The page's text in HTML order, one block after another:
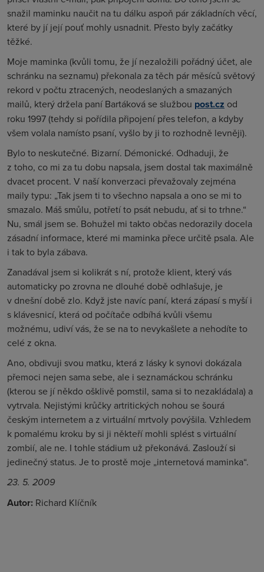
snažil maminku naučit na tu dálku aspoň pár základních věcí,
které by jí její pouť mohly usnadnit. Přesto byly začátky
těžké.
Moje maminka (kvůli tomu, že jí nezaložili pořádný účet, ale
schránku na seznamu) překonala za těch pár měsíců světový
rekord v počtu ztracených, neodeslaných a smazaných
mailů, který držela paní Bartáková se službou post.cz od
roku 1997 (tehdy si pořídila připojení přes telefon, a kdyby
všem volala namísto psaní, vyšlo by ji to rozhodně levněji).
Bylo to neskutečné. Bizarní. Démonické. Odhaduji, že
z toho, co mi za tu dobu napsala, jsem dostal tak maximálně
dvacet procent. V naší konverzaci převažovaly zejména
maily typu: „Tak jsem ti to všechno napsala a ono se mi to
smazalo. Máš smůlu, potřetí to psát nebudu, ať si to trhne.“
Nu, smál jsem se. Bohužel mi takto občas nedorazily docela
zásadní informace, které mi maminka přece určitě psala. Ale
i tak to byla zábava.
Zanadával jsem si kolikrát s ní, protože klient, který vás
automaticky po zrovna ne dlouhé době odhlašuje, je
v dnešní době zlo. Když jste navíc paní, která zápasí s myší i
s klávesnicí, která od počítače odbíhá kvůli všemu
možnému, udiví vás, že se na to nevykašlete a nehodíte to
celé z okna.
Ano, obdivuji svou matku, která z lásky k synovi dokázala
přemoci nejen sama sebe, ale i seznamáckou schránku
(kterou se jí někdo ošklivě pomstil, sama si to nezakládala) a
vytrvala. Nejistými krůčky artritických nohou se šourá
českým internetem a z virtuální mrtvoly povýšila. Vzhledem
k pomalému kroku by si ji někteří mohli splést s virtuální
zombií, ale ne. I tohle stádium už překonává. Zaslouží si
jedinečný status. Je to prostě moje „internetová maminka“.
23. 5. 2009
Autor: Richard Klíčník